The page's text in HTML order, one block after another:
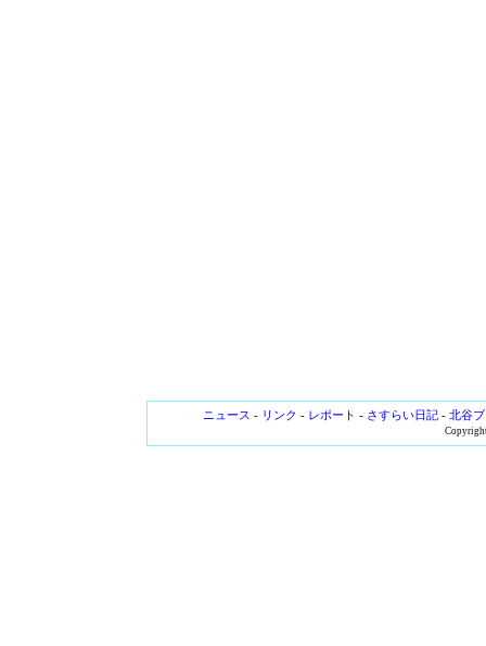
ニュース - リンク - レポート - さすらい日記- 北谷